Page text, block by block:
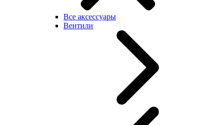
Все аксессуары
Вентили